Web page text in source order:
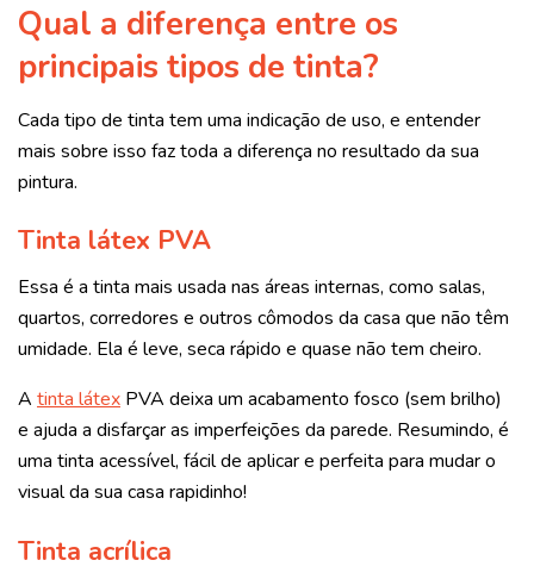
Qual a diferença entre os
principais tipos de tinta?
Cada tipo de tinta tem uma indicação de uso, e entender
mais sobre isso faz toda a diferença no resultado da sua
pintura.
Tinta látex PVA
Essa é a tinta mais usada nas áreas internas, como salas,
quartos, corredores e outros cômodos da casa que não têm
umidade. Ela é leve, seca rápido e quase não tem cheiro.
A tinta látex PVA deixa um acabamento fosco (sem brilho)
e ajuda a disfarçar as imperfeições da parede. Resumindo, é
uma tinta acessível, fácil de aplicar e perfeita para mudar o
visual da sua casa rapidinho!
Tinta acrílica